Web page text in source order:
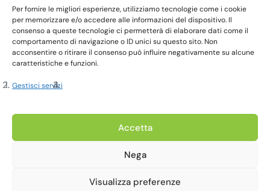
Per fornire le migliori esperienze, utilizziamo tecnologie come i cookie
per memorizzare e/o accedere alle informazioni del dispositivo. Il
consenso a queste tecnologie ci permetterà di elaborare dati come il
comportamento di navigazione o ID unici su questo sito. Non
acconsentire o ritirare il consenso può influire negativamente su alcune
caratteristiche e funzioni.
Gestisci servizi
Accetta
Nega
Visualizza preferenze
Copyright 2023, Cardine srl. All Rights Reserved
Cookie Policy |
Realizzato da Web-Arte.it